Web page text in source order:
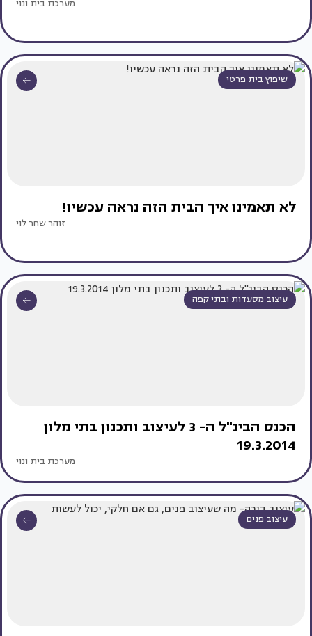
מערכת בית ונוי
שיפוץ בית פרטי
לא תאמינו איך הבית הזה נראה עכשיו!
זוהר שחר לוי
עיצוב מסעדות ובתי קפה
הכנס הבינ"ל ה- 3 לעיצוב ותכנון בתי מלון
19.3.2014
מערכת בית ונוי
עיצוב פנים